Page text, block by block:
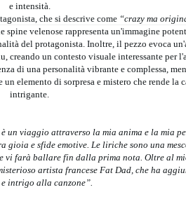
e intensità.
che si descrive come “crazy ma
spine velenose rappresenta un'immagine
del protagonista. Inoltre, il pezzo evoca
creando un contesto visuale interessante per
di una personalità vibrante e complessa,
elemento di sorpresa e mistero che rende la
intrigante.
è un viaggio attraverso la mia anima e la mia
e sfide emotive. Le liriche sono una
vi farà ballare fin dalla prima nota. Oltre al
artista francese Fat Dad, che ha
e intrigo alla canzone”.